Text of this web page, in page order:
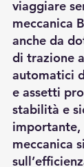
viaggiare
meccanica
anche da
di trazione
automatici
e assetti
stabilità e
importante,
meccanica